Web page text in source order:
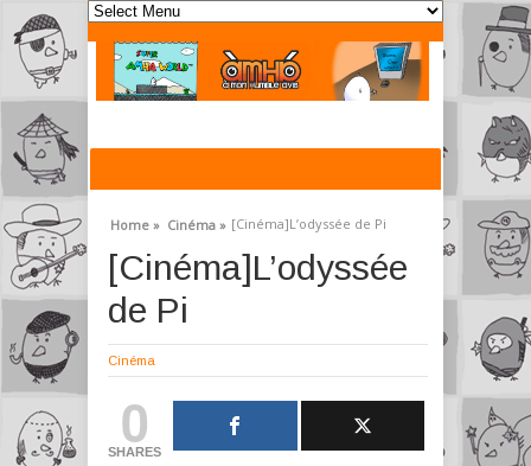
Home » Cinéma » [Cinéma]L’odyssée de Pi
[Cinéma]L’odyssée
de Pi
Cinéma
0
SHARES